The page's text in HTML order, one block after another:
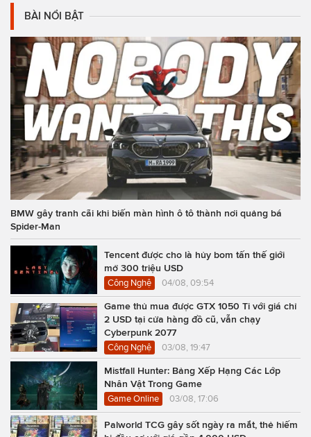
BÀI NỔI BẬT
BMW gây tranh cãi khi biến màn hình ô tô thành nơi quảng bá
Spider-Man
Tencent được cho là hủy bom tấn thế giới
mở 300 triệu USD
Công Nghệ 04/08, 09:54
Game thủ mua được GTX 1050 Ti với giá chỉ
2 USD tại cửa hàng đồ cũ, vẫn chạy
Cyberpunk 2077
Công Nghệ 03/08, 19:47
Mistfall Hunter: Bảng Xếp Hạng Các Lớp
Nhân Vật Trong Game
Game Online 03/08, 17:06
Palworld TCG gây sốt ngày ra mắt, thẻ hiếm